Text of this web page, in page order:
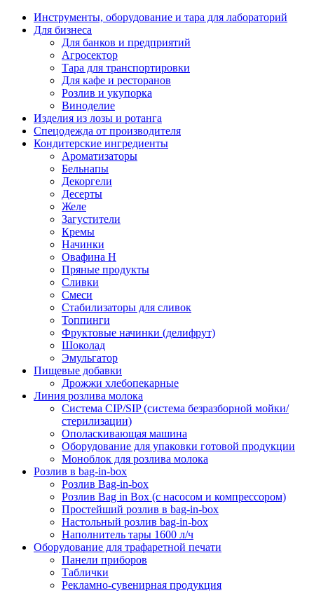
Инструменты, оборудование и тара для лабораторий
Для бизнеса
Для банков и предприятий
Агросектор
Тара для транспортировки
Для кафе и ресторанов
Розлив и укупорка
Виноделие
Изделия из лозы и ротанга
Спецодежда от производителя
Кондитерские ингредиенты
Ароматизаторы
Бельнапы
Декоргели
Десерты
Желe
Загустители
Кремы
Начинки
Овафина Н
Пряные продукты
Сливки
Смеси
Стабилизаторы для сливок
Топпинги
Фруктовые начинки (делифрут)
Шоколад
Эмульгатор
Пищевые добавки
Дрожжи хлебопекарные
Линия розлива молока
Система CIP/SIP (система безразборной мойки/
стерилизации)
Ополаскивающая машина
Оборудование для упаковки готовой продукции
Моноблок для розлива молока
Розлив в bag-in-box
Розлив Bag-in-box
Розлив Bag in Box (с насосом и компрессором)
Простейший розлив в bag-in-box
Настольный розлив bag-in-box
Наполнитель тары 1600 л/ч
Оборудование для трафаретной печати
Панели приборов
Таблички
Рекламно-сувенирная продукция